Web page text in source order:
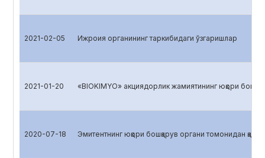
2021-02-05 Ижроия органининг таркибидаги ўзгаришлар
2021-01-20 «BIOKIMYO» акциядорлик жамиятининг юқори
2020-07-18 Эмитентнинг юқори бошқарув органи томонидан қабул